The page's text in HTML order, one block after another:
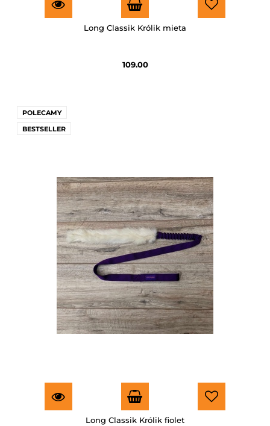
Long Classik Królik mieta
109.00
POLECAMY
BESTSELLER
Long Classik Królik fiolet